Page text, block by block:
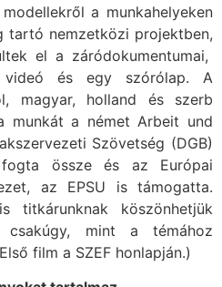
a munkahelyeken
tartó nemzetközi projektben,
el a záródokumentumai,
és egy szórólap. A
magyar, holland és szerb
munkát a német Arbeit und
Szövetség (DGB)
össze és az Európai
az EPSU is támogatta.
titkárunknak köszönhetjük
csakúgy, mint a témához
film a SZEF honlapján.)